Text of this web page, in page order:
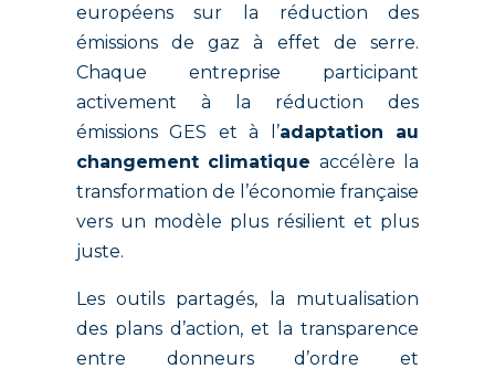
européens sur la réduction des
émissions de gaz à effet de serre.
Chaque entreprise participant
activement à la réduction des
émissions GES et à l’adaptation au
changement climatique accélère la
transformation de l’économie française
vers un modèle plus résilient et plus
juste.
Les outils partagés, la mutualisation
des plans d’action, et la transparence
entre donneurs d’ordre et